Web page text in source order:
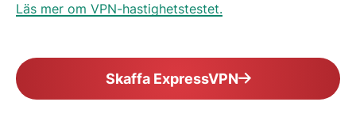
Läs mer om VPN-hastighetstestet.
Skaffa ExpressVPN